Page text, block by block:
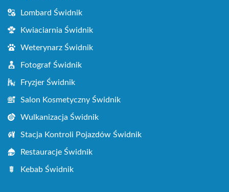
Lombard Świdnik
Kwiaciarnia Świdnik
Weterynarz Świdnik
Fotograf Świdnik
Fryzjer Świdnik
Salon Kosmetyczny Świdnik
Wulkanizacja Świdnik
Stacja Kontroli Pojazdów Świdnik
Restauracje Świdnik
Kebab Świdnik